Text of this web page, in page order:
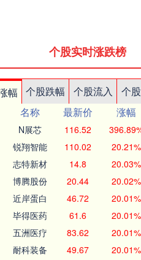
个股实时涨跌榜
幅 个股跌幅 个股流入 个
名称 最新价 涨幅
N展芯 116.52
锐翔智能 110.02 20.21%
志特新材 14.8 20.03%
博腾股份 20.44 20.02%
近岸蛋白 46.72 20.01%
毕得医药 61.6 20.01%
五洲医疗 83.62 20.01%
耐科装备 49.67 20.01%